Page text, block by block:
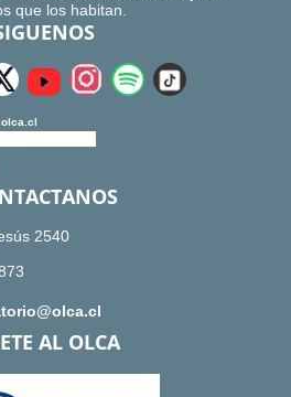
que los habitan.
2540
AL OLCA